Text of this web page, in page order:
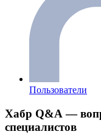
Пользователи
Хабр Q&A —
специалистов